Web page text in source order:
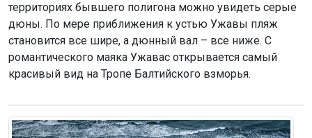
территориях бывшего полигона можно увидеть серые
дюны. По мере приближения к устью Ужавы пляж
становится все шире, а дюнный вал – все ниже. С
романтического маяка Ужавас открывается самый
красивый вид на Тропе Балтийского взморья.